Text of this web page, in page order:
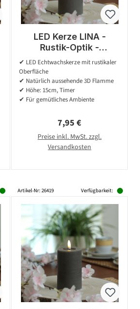
LED Kerze LINA -
Rustik-Optik -
Echtwachs - 3D
Flamme - H: 15cm - D:
7cm - Batterie - Timer
- grau
✔ LED Echtwachskerze mit rustikaler
Oberfläche
✔ Natürlich aussehende 3D Flamme
✔ Höhe: 15cm, Timer
✔ Für gemütliches Ambiente
Regulärer Preis:
7,95 €
Preise inkl. MwSt. zzgl.
Versandkosten
Artikel-Nr: 26419 Verfügbarkeit: